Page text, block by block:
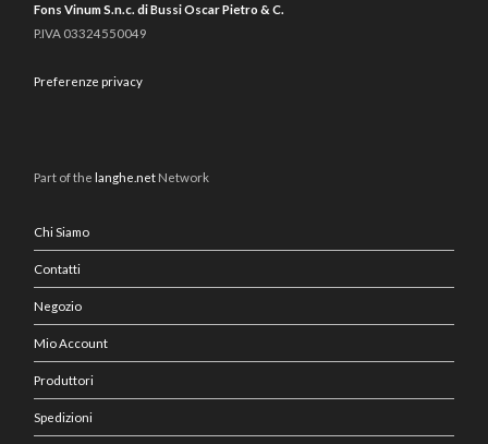
Fons Vinum S.n.c. di Bussi Oscar Pietro & C.
P.IVA 03324550049
Preferenze privacy
Part of the langhe.net Network
Chi Siamo
Contatti
Negozio
Mio Account
Produttori
Spedizioni